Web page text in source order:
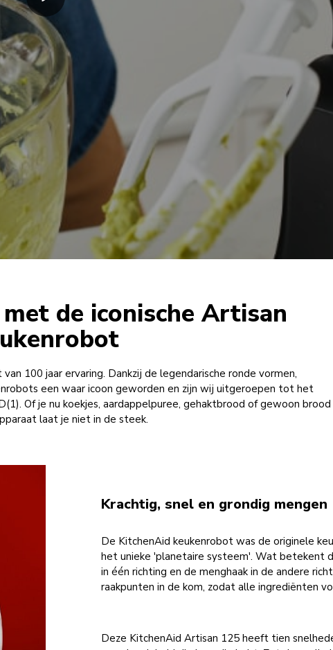
de iconische Artisan
100 jaar ervaring. Dankzij de legendarische ronde vormen,
een waar icoon geworden en zijn wij uitgeroepen tot het
Of je nu koekjes, aardappelpuree, gehaktbrood of gewoon brood
laat je niet in de steek.
Krachtig, snel en grondig mengen
De KitchenAid keukenrobot was de originele
het unieke 'planetaire systeem'. Wat betekent
in één richting en de menghaak in de andere
raakpunten in de kom, zodat alle ingrediënten
Deze KitchenAid Artisan 125 heeft tien